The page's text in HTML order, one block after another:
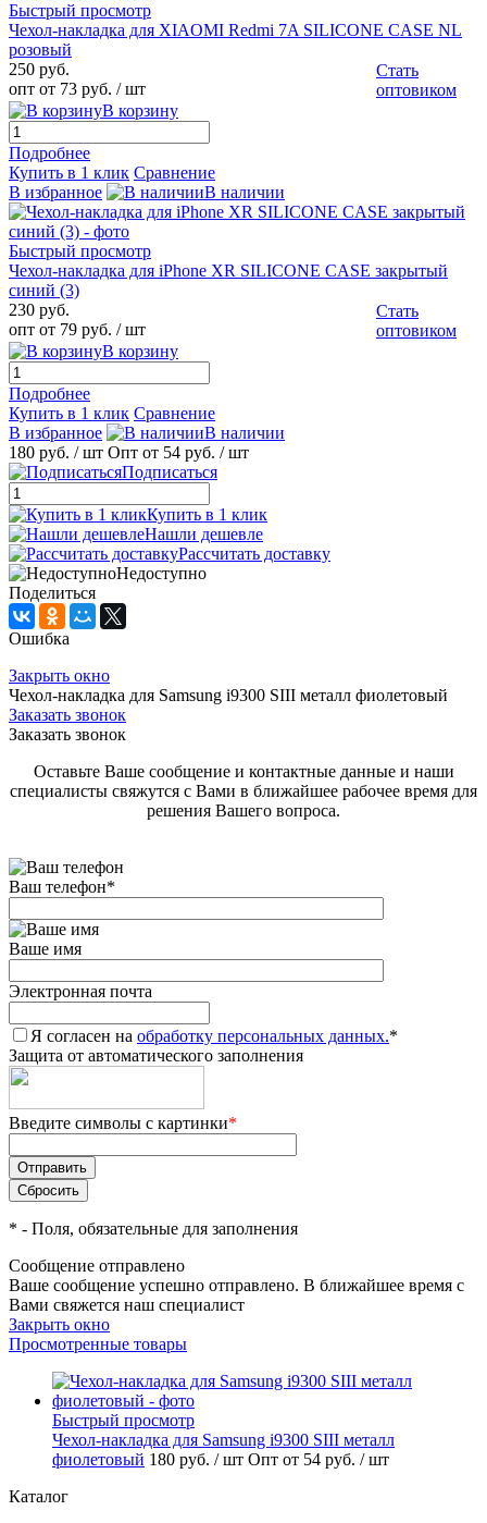
Быстрый просмотр
Чехол-накладка для XIAOMI Redmi 7A SILICONE CASE NL
розовый
250 руб.
опт от 73 руб. / шт
Стать
оптовиком
В корзину
Подробнее
Купить в 1 клик Сравнение
В избранное
В наличии
Быстрый просмотр
Чехол-накладка для iPhone XR SILICONE CASE закрытый
синий (3)
230 руб.
опт от 79 руб. / шт
Стать
оптовиком
В корзину
Подробнее
Купить в 1 клик Сравнение
В избранное
В наличии
180 руб. / шт Опт от 54 руб. / шт
Подписаться
Купить в 1 клик
Нашли дешевле
Рассчитать доставку
Недоступно
Поделиться
Ошибка
Закрыть окно
Чехол-накладка для Samsung i9300 SIII металл фиолетовый
Заказать звонок
Заказать звонок
Оставьте Ваше сообщение и контактные данные и наши
специалисты свяжутся с Вами в ближайшее рабочее время для
решения Вашего вопроса.
Ваш телефон*
Ваше имя
Электронная почта
Я согласен на обработку персональных данных.*
Защита от автоматического заполнения
Введите символы с картинки*
* - Поля, обязательные для заполнения
Сообщение отправлено
Ваше сообщение успешно отправлено. В ближайшее время с
Вами свяжется наш специалист
Закрыть окно
Просмотренные товары
Быстрый просмотр
Чехол-накладка для Samsung i9300 SIII металл
фиолетовый 180 руб. / шт Опт от 54 руб. / шт
Каталог